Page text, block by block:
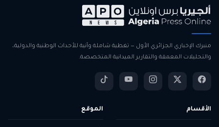
منبرك الإخباري الجزائري الأول — تغطية شاملة وآنية للأحداث الوطنية والدولية،
والتحليلات المعمقة والتقارير الميدانية المتخصصة.
الأقسام الموقع